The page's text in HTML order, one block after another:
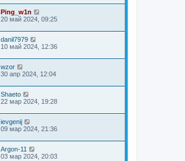
Ping_w1n
20 май 2024, 09:25
danil7979
10 май 2024, 12:36
wzor
30 апр 2024, 12:04
Shaeto
22 мар 2024, 19:28
ievgenij
09 мар 2024, 21:36
Argon-11
03 мар 2024, 20:03